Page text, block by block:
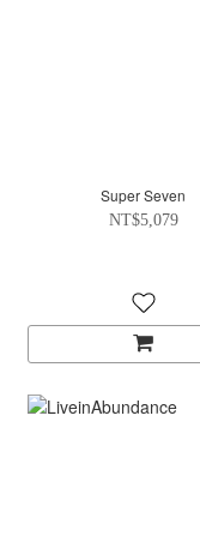
Super Seven
NT$5,079